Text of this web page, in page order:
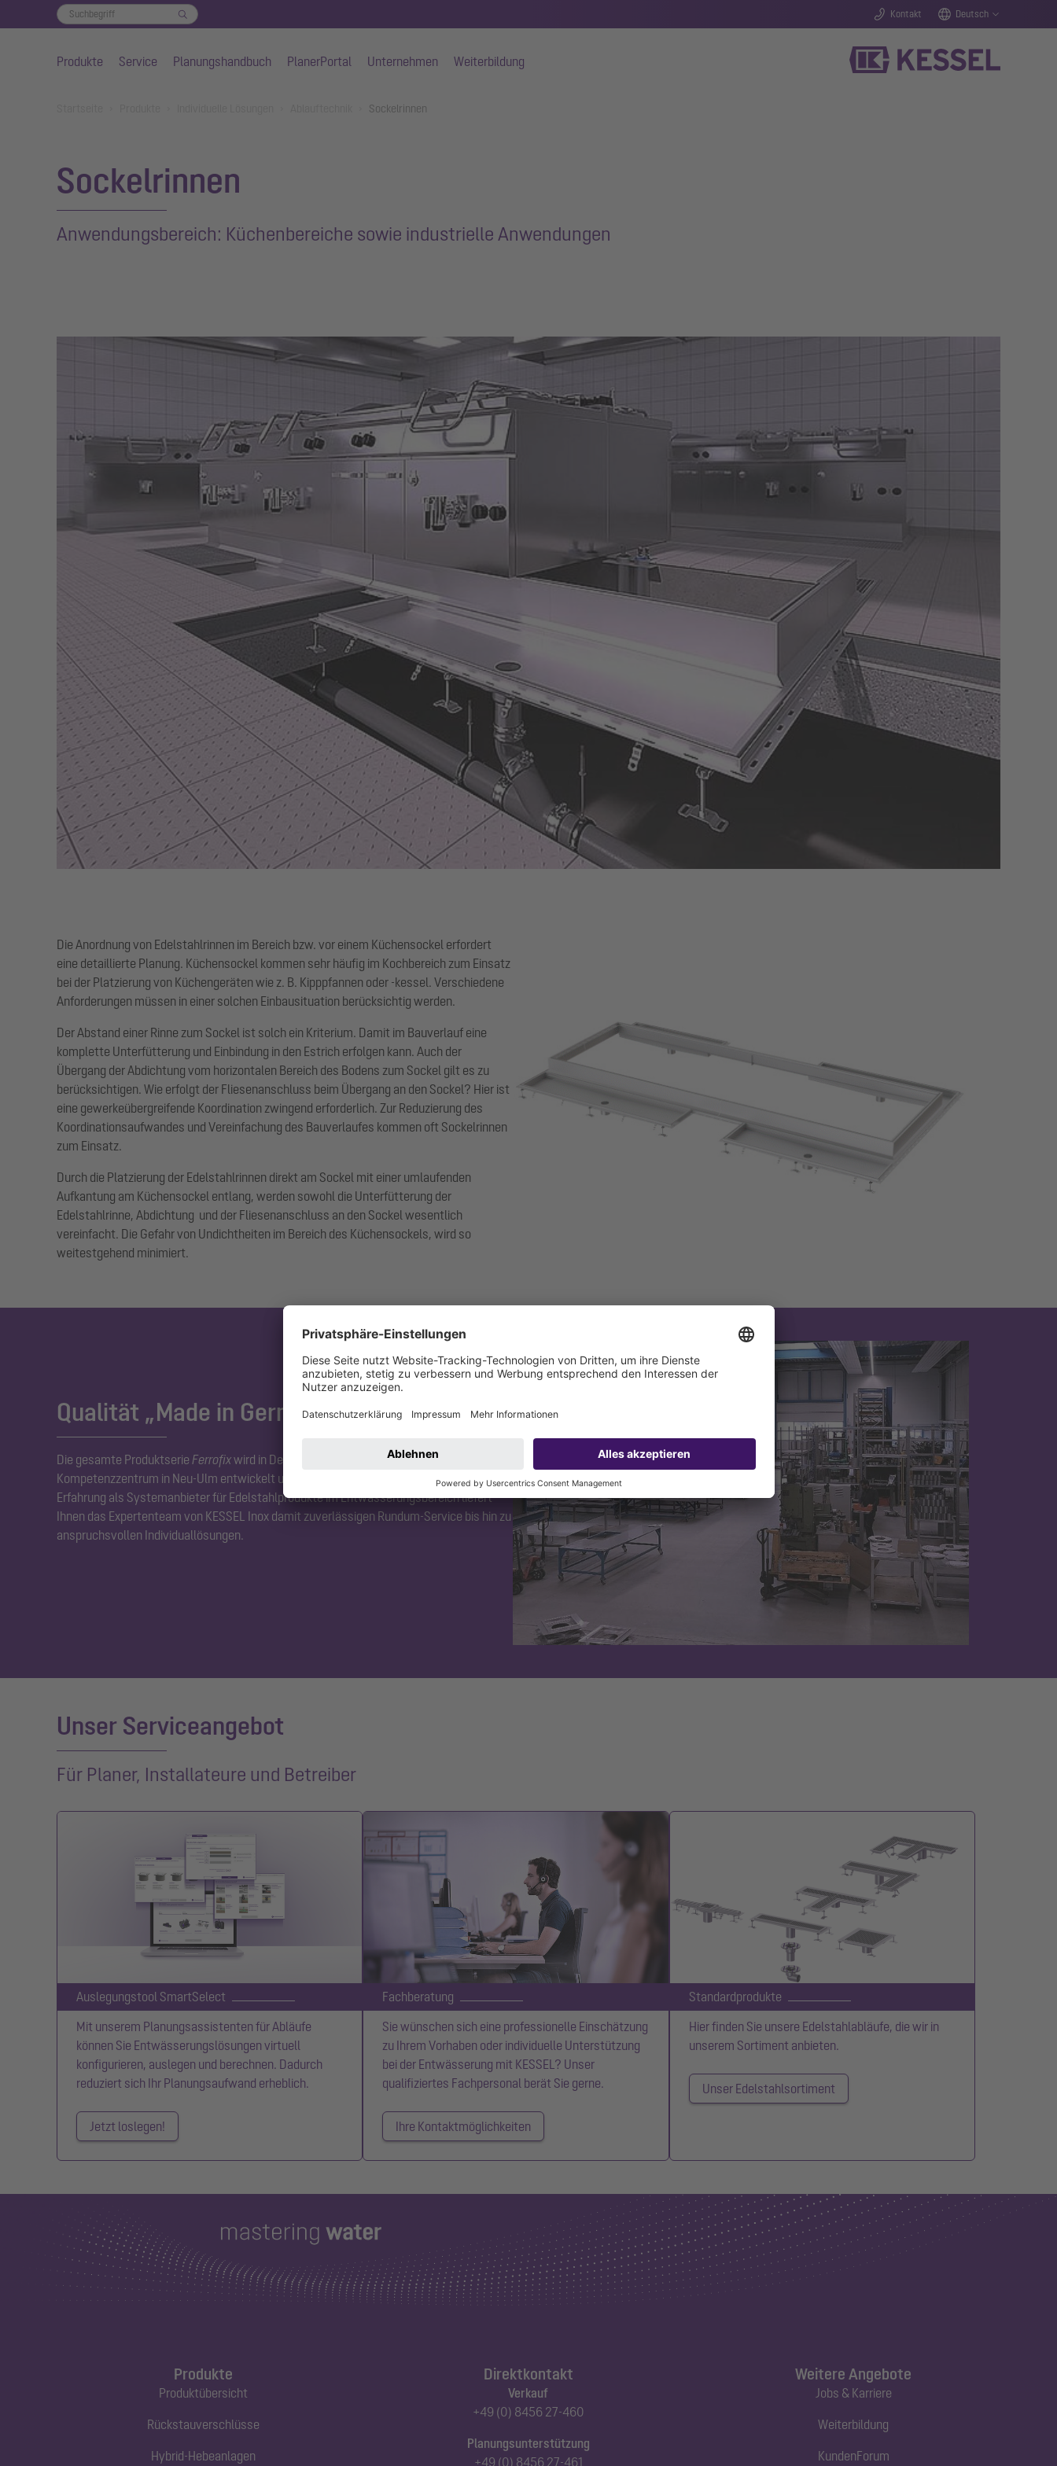
Kontakt Deutsch
Produkte Service Planungshandbuch PlanerPortal Unternehmen Weiterbildung
Sockelrinnen
Sockelrinnen
Anwendungsbereich: Küchenbereiche sowie industrielle Anwendungen
Die Anordnung von Edelstahlrinnen im Bereich bzw. vor einem Küchensockel erfordert
eine detaillierte Planung. Küchensockel kommen sehr häufig im Kochbereich zum Einsatz
bei der Platzierung von Küchengeräten wie z. B. Kipppfannen oder -kessel. Verschiedene
Anforderungen müssen in einer solchen Einbausituation berücksichtig werden.
Der Abstand einer Rinne zum Sockel ist solch ein Kriterium. Damit im Bauverlauf eine
komplette Unterfütterung und Einbindung in den Estrich erfolgen kann. Auch der
Übergang der Abdichtung vom horizontalen Bereich des Bodens zum Sockel gilt es zu
berücksichtigen. Wie erfolgt der Fliesenanschluss beim Übergang an den Sockel? Hier ist
eine gewerkeübergreifende Koordination zwingend erforderlich. Zur Reduzierung des
Koordinationsaufwandes und Vereinfachung des Bauverlaufes kommen oft Sockelrinnen
zum Einsatz.
Durch die Platzierung der Edelstahlrinnen direkt am Sockel mit einer umlaufenden
Aufkantung am Küchensockel entlang, werden sowohl die Unterfütterung der
Edelstahlrinne, Abdichtung und der Fliesenanschluss an den Sockel wesentlich
vereinfacht. Die Gefahr von Undichtheiten im Bereich des Küchensockels, wird so
weitestgehend minimiert.
Qualität „Made in Germany“
Die gesamte Produktserie Ferrofixwird in Deutschland in unserem eigenen
Kompetenzzentrum in Neu-Ulm entwickelt und gefertigt. Mit der über 40-jährigen
Erfahrung als Systemanbieter für Edelstahlprodukte im Entwässerungsbereich liefert
Ihnen das Expertenteam von KESSEL Inox damit zuverlässigen Rundum-Service bis hin zu
anspruchsvollen Individuallösungen.
Unser Serviceangebot
Für Planer, Installateure und Betreiber
Auslegungstool SmartSelect
Mit unserem Planungsassistenten für Abläufe
können Sie Entwässerungslösungen virtuell
konfigurieren, auslegen und berechnen. Dadurch
reduziert sich Ihr Planungsaufwand erheblich.
Jetzt loslegen!
Fachberatung
Sie wünschen sich eine professionelle Einschätzung
zu Ihrem Vorhaben oder individuelle Unterstützung
bei der Entwässerung mit KESSEL? Unser
qualifiziertes Fachpersonal berät Sie gerne.
Ihre Kontaktmöglichkeiten
Standardprodukte
Hier finden Sie unsere Edelstahlabläufe, die wir in
unserem Sortiment anbieten.
Unser Edelstahlsortiment
Produkte
Produktübersicht
Rückstauverschlüsse
Hybrid-Hebeanlagen
Direktkontakt
Verkauf
+49 (0) 8456 27-460
Planungsunterstützung
+49 (0) 8456 27-461
Weitere Angebote
Jobs & Karriere
Weiterbildung
KundenForum